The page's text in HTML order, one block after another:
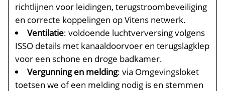
richtlijnen voor leidingen, terugstroombeveiliging
en correcte koppelingen op Vitens netwerk.​
Ventilatie: voldoende luchtverversing volgens
ISSO details met kanaaldoorvoer en terugslagklep
voor een schone en droge badkamer.​
Vergunning en melding: via Omgevingsloket
toetsen we of een melding nodig is en stemmen